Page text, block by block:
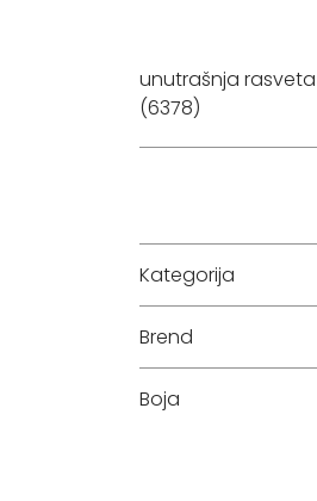
unutrašnja rasveta
(6378)
Kategorija
Brend
Boja